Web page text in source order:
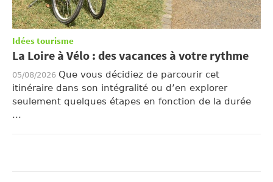
Idées tourisme
La Loire à Vélo : des vacances à votre rythme
05/08/2026 Que vous décidiez de parcourir cet
itinéraire dans son intégralité ou d’en explorer
seulement quelques étapes en fonction de la durée
...